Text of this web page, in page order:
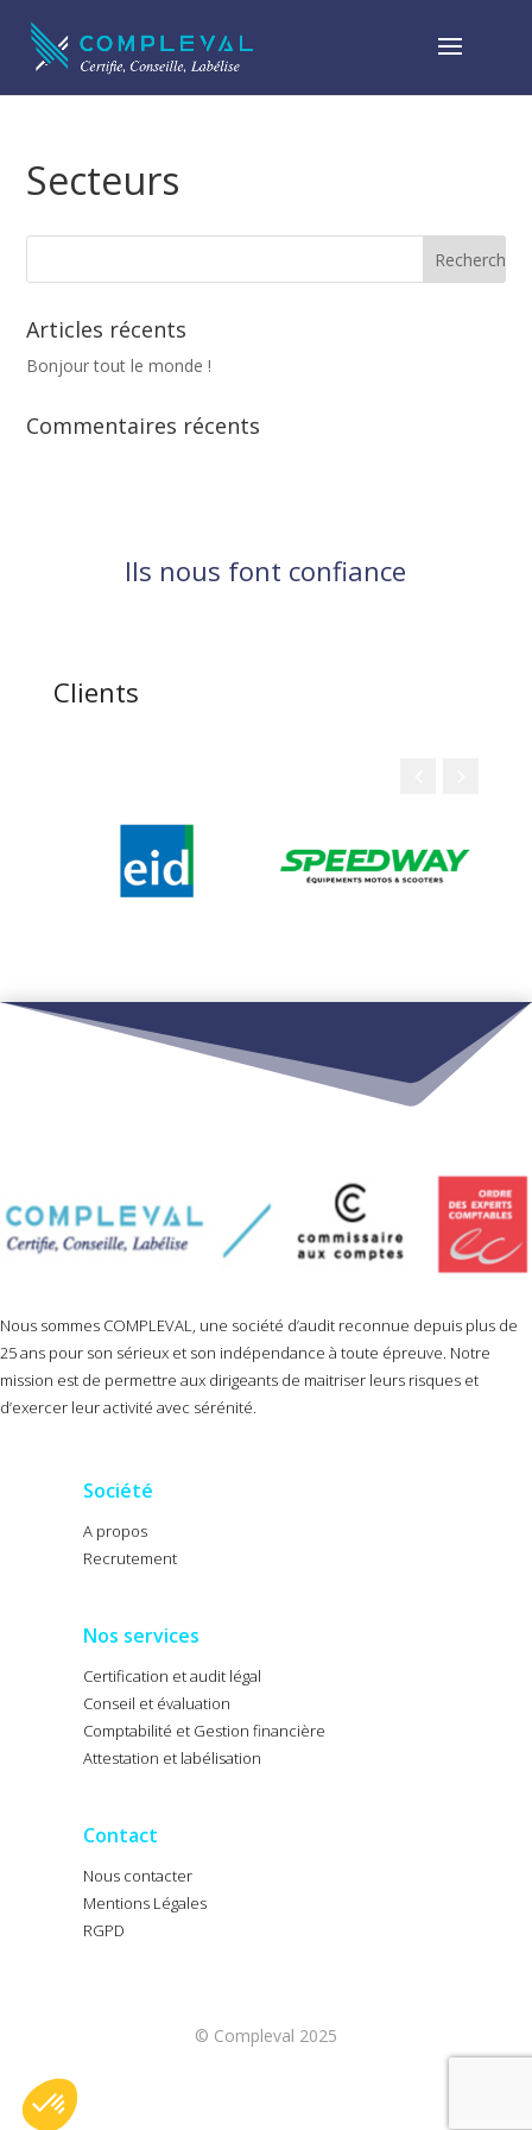
Secteurs
Articles récents
Bonjour tout le monde !
Commentaires récents
Ils nous font confiance
Clients
Nous sommes COMPLEVAL, une société d’audit reconnue depuis plus de
25 ans pour son sérieux et son indépendance à toute épreuve. Notre
mission est de permettre aux dirigeants de maitriser leurs risques et
d’exercer leur activité avec sérénité.
Société
A propos
Recrutement
Nos services
Certification et audit légal
Conseil et évaluation
Comptabilité et Gestion financière
Attestation et labélisation
Contact
Nous contacter
Mentions Légales
RGPD
© Compleval 2025